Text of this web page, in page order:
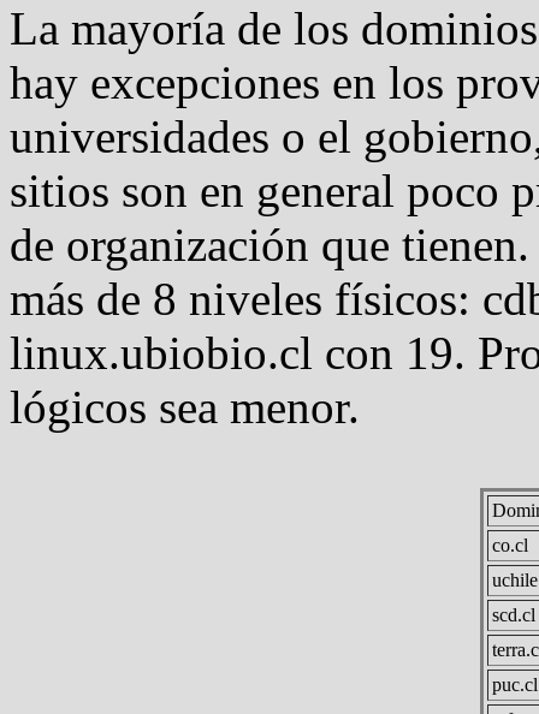
La mayoría de los
hay excepciones en los
universidades o el
sitios son en general poco
de organización que
más de 8 niveles físicos:
linux.ubiobio.cl con 19.
lógicos sea menor.
co.cl
scd.cl
puc.cl